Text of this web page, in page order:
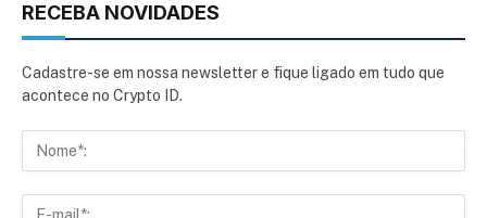
RECEBA NOVIDADES
Cadastre-se em nossa newsletter e fique ligado em tudo que
acontece no Crypto ID.